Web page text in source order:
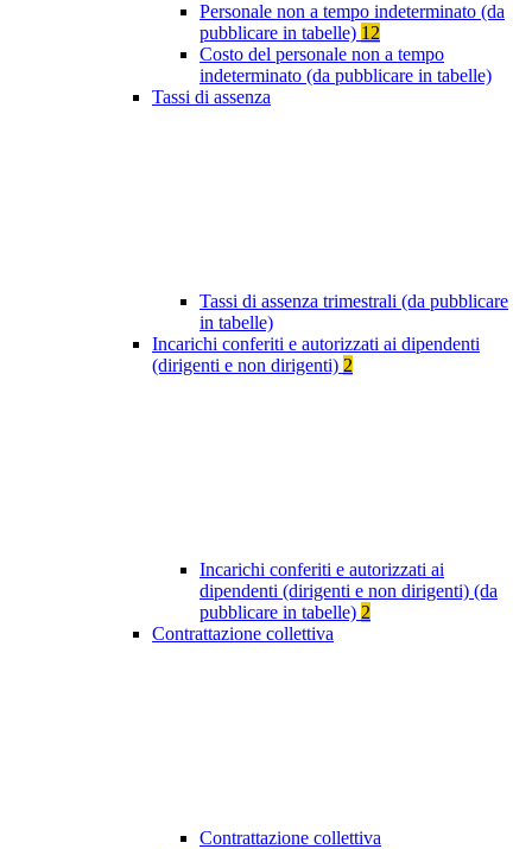
Personale non a tempo indeterminato (da
pubblicare in tabelle) 12
Costo del personale non a tempo
indeterminato (da pubblicare in tabelle)
Tassi di assenza
Tassi di assenza trimestrali (da pubblicare
in tabelle)
Incarichi conferiti e autorizzati ai dipendenti
(dirigenti e non dirigenti) 2
Incarichi conferiti e autorizzati ai
dipendenti (dirigenti e non dirigenti) (da
pubblicare in tabelle) 2
Contrattazione collettiva
Contrattazione collettiva